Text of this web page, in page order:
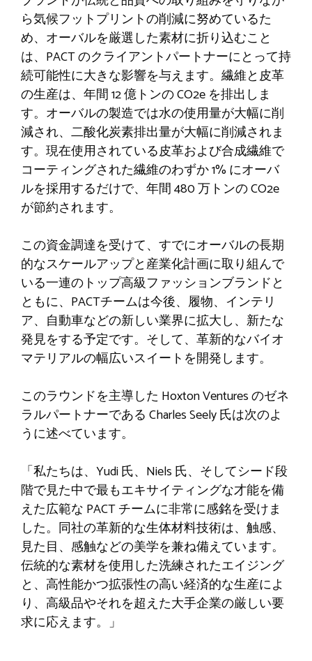
ら気候フットプリントの削減に努めているた
め、オーバルを厳選した素材に折り込むこと
は、PACT のクライアントパートナーにとって持
続可能性に大きな影響を与えます。繊維と皮革
の生産は、年間 12 億トンの CO2e を排出しま
す。オーバルの製造では水の使用量が大幅に削
減され、二酸化炭素排出量が大幅に削減されま
す。現在使用されている皮革および合成繊維で
コーティングされた繊維のわずか 1% にオーバ
ルを採用するだけで、年間 480 万トンの CO2e
が節約されます。
この資金調達を受けて、すでにオーバルの長期
的なスケールアップと産業化計画に取り組んで
いる一連のトップ高級ファッションブランドと
ともに、PACTチームは今後、履物、インテリ
ア、自動車などの新しい業界に拡大し、新たな
発見をする予定です。そして、革新的なバイオ
マテリアルの幅広いスイートを開発します。
このラウンドを主導した Hoxton Ventures のゼネ
ラルパートナーである Charles Seely 氏は次のよ
うに述べています。
「私たちは、Yudi 氏、Niels 氏、そしてシード段
階で見た中で最もエキサイティングな才能を備
えた広範な PACT チームに非常に感銘を受けま
した。同社の革新的な生体材料技術は、触感、
見た目、感触などの美学を兼ね備えています。
伝統的な素材を使用した洗練されたエイジング
と、高性能かつ拡張性の高い経済的な生産によ
り、高級品やそれを超えた大手企業の厳しい要
求に応えます。」